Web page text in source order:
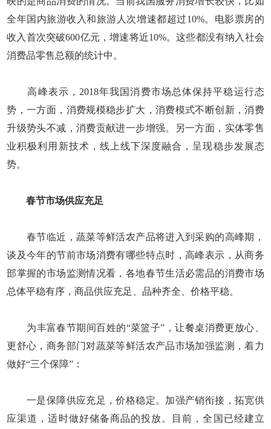
全年国内旅游收入和旅游人次增速都超过10%。电影票房的
收入首次突破600亿元，增速将近10%。这些都没有纳入社会
消费品零售总额的统计中。
高峰表示，2018年我国消费市场总体保持平稳运行态
势，一方面，消费规模稳步扩大，消费模式不断创新，消费
升级势头不减，消费贡献进一步增强。另一方面，实体零售
业积极利用新技术，线上线下深度融合，呈现稳步发展态
势。
春节市场供应充足
春节临近，蔬菜等鲜活农产品将进入到采购的高峰期，
谈及今年的节前市场消费有哪些特点时，高峰表示，从商务
部掌握的市场监测情况看，各地春节生活必需品的消费市场
总体平稳有序，商品供应充足、品种齐全、价格平稳。
为丰富春节期间百姓的“菜篮子”，让餐桌消费更放心、
更舒心，商务部门对蔬菜等鲜活农产品市场加强监测，着力
做好“三个保障”：
一是保障供应充足，价格稳定。加强产销衔接，拓宽供
应渠道，适时做好储备商品的投放。目前，全国已经建立